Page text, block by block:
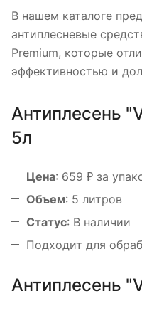
В нашем каталоге
антиплесневые
Premium, которые
эффективностью и
Антиплесень
5л
Цена: 659 ₽ за
Объем: 5 литров
Статус: В наличии
Подходит для
Антиплесень